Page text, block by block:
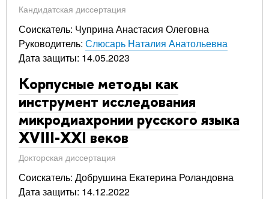
Кандидатская диссертация
Соискатель: Чуприна Анастасия Олеговна
Руководитель: Слюсарь Наталия Анатольевна
Дата защиты: 14.05.2023
Корпусные методы как
инструмент исследования
микродиахронии русского языка
XVIII-XXI веков
Докторская диссертация
Соискатель: Добрушина Екатерина Роландовна
Дата защиты: 14.12.2022